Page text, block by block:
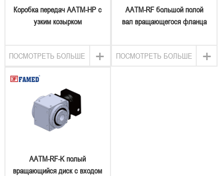
Коробка передач AATM-HP с
узким козырком
+
ПОСМОТРЕТЬ БОЛЬШЕ
AATM-RF большой полой
вал вращающегося фланца
+
ПОСМОТРЕТЬ БОЛЬШЕ
AATM-RF-K полый
вращающийся диск с входом